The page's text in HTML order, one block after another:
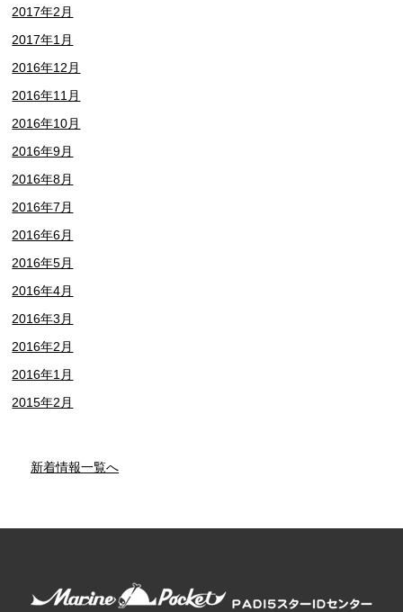
2017年2月
2017年1月
2016年12月
2016年11月
2016年10月
2016年9月
2016年8月
2016年7月
2016年6月
2016年5月
2016年4月
2016年3月
2016年2月
2016年1月
2015年2月
新着情報一覧へ